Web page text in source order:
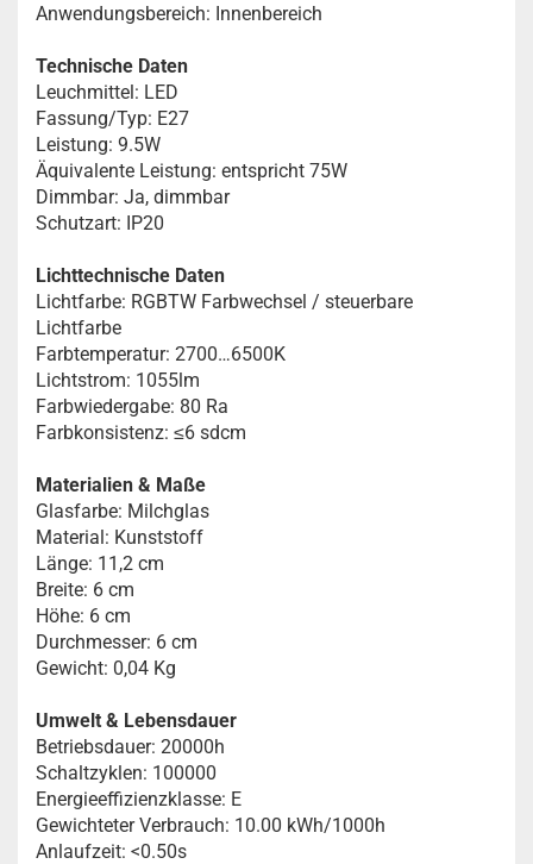
Anwendungsbereich: Innenbereich
Technische Daten
Leuchmittel: LED
Fassung/Typ: E27
Leistung: 9.5W
Äquivalente Leistung: entspricht 75W
Dimmbar: Ja, dimmbar
Schutzart: IP20
Lichttechnische Daten
Lichtfarbe: RGBTW Farbwechsel / steuerbare
Lichtfarbe
Farbtemperatur: 2700…6500K
Lichtstrom: 1055lm
Farbwiedergabe: 80 Ra
Farbkonsistenz: ≤6 sdcm
Materialien & Maße
Glasfarbe: Milchglas
Material: Kunststoff
Länge: 11,2 cm
Breite: 6 cm
Höhe: 6 cm
Durchmesser: 6 cm
Gewicht: 0,04 Kg
Umwelt & Lebensdauer
Betriebsdauer: 20000h
Schaltzyklen: 100000
Energieeffizienzklasse: E
Gewichteter Verbrauch: 10.00 kWh/1000h
Anlaufzeit: <0.50s